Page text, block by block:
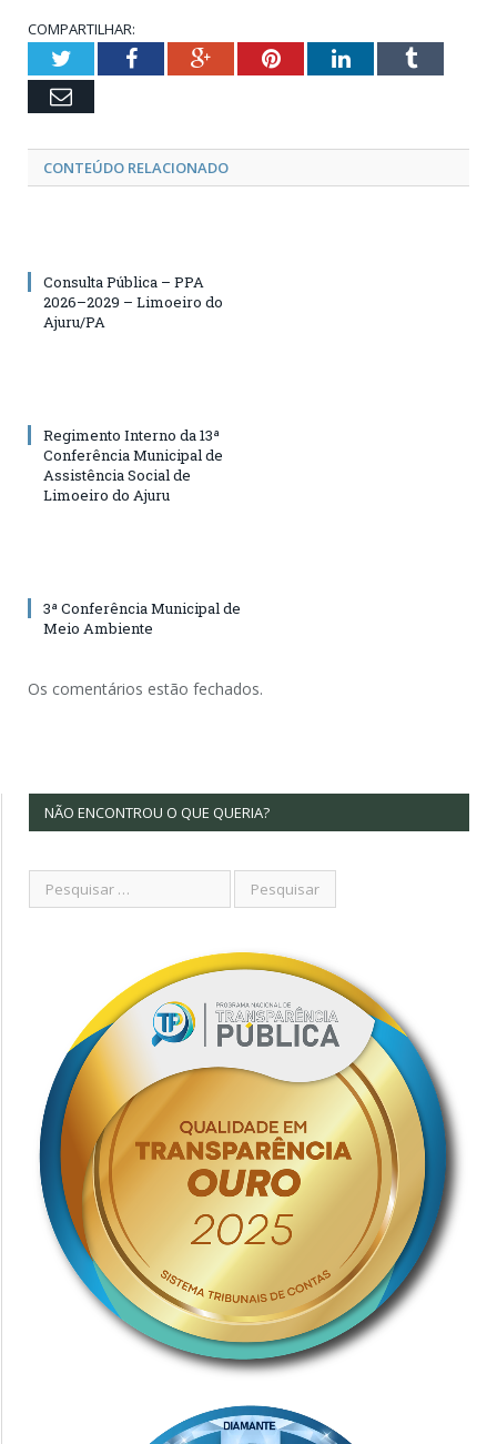
COMPARTILHAR:
TwitterFacebookGoogle+PinterestLinkedInTumblr
Email
CONTEÚDO RELACIONADO
Consulta Pública – PPA
2026–2029 – Limoeiro do
Ajuru/PA
Regimento Interno da 13ª
Conferência Municipal de
Assistência Social de
Limoeiro do Ajuru
3ª Conferência Municipal de
Meio Ambiente
Os comentários estão fechados.
NÃO ENCONTROU O QUE QUERIA?